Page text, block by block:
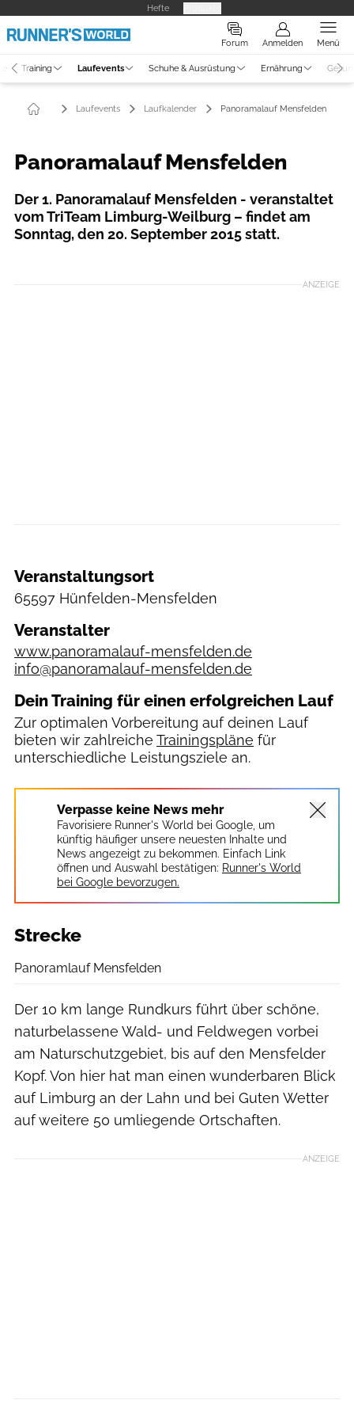
Hefte
Forum Anmelden Menü
Training Laufevents Schuhe & Ausrüstung Ernährung
Laufevents Laufkalender Panoramalauf Mensfelden
Panoramalauf Mensfelden
Der 1. Panoramalauf Mensfelden - veranstaltet
vom TriTeam Limburg-Weilburg – findet am
Sonntag, den 20. September 2015 statt.
ANZEIGE
Veranstaltungsort
65597 Hünfelden-Mensfelden
Veranstalter
www.panoramalauf-mensfelden.de
info@panoramalauf-mensfelden.de
Dein Training für einen erfolgreichen Lauf
Zur optimalen Vorbereitung auf deinen Lauf
bieten wir zahlreiche Trainingspläne für
unterschiedliche Leistungsziele an.
Verpasse keine News mehr
Favorisiere Runner's World bei Google, um
künftig häufiger unsere neuesten Inhalte und
News angezeigt zu bekommen. Einfach Link
öffnen und Auswahl bestätigen: Runner's World
bei Google bevorzugen.
Strecke
Panoramlauf Mensfelden
Der 10 km lange Rundkurs führt über schöne,
naturbelassene Wald- und Feldwegen vorbei
am Naturschutzgebiet, bis auf den Mensfelder
Kopf. Von hier hat man einen wunderbaren Blick
auf Limburg an der Lahn und bei Guten Wetter
auf weitere 50 umliegende Ortschaften.
ANZEIGE